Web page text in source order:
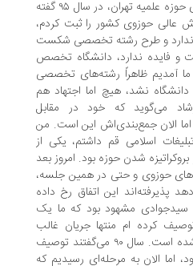
آقای علی اکبر رشاد، رئیس شورای حوزه علمیه تهران، در سال ۹۵ گفته
کشور را ثبت کردم،
و طرح رشته تخصصی شکست
ندارد، دانشگاه تخصص
ظاهراً رشته‌های تخصصی
نشد، هیچ اما اجتهاد هم
که خود در مقابل
جمع‌بندی‌اش این است. من
اسلامی قم داشتم، یکی از
شدن حوزه بود. امروز بعد
و حتی در همین جلسه،
این اتفاق رخ داده
مشهود بود که ما یک
ام منتها جریان غالب
نیست. این یعنی ایده پذیرفته شده است. سال ۹۰ می‌گفتند توصیف
به مرحله‌ای رسیدیم که